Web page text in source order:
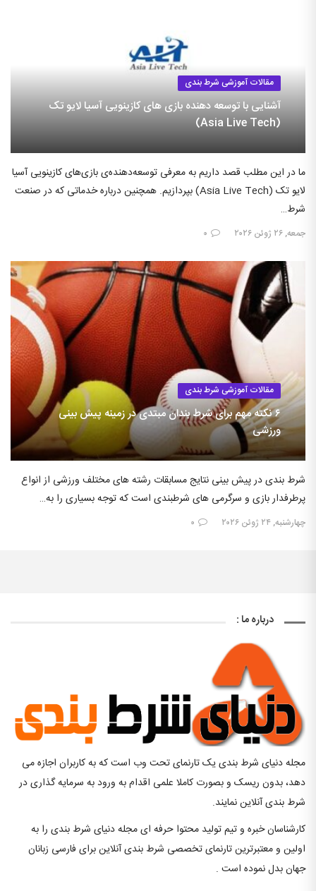
مقالات آموزشی شرط بندی
آشنایی با توسعه دهنده بازی های کازینویی آسیا لایو تک
(Asia Live Tech)
ما در این مطلب قصد داریم به معرفی توسعه‌دهنده‌ی بازی‌های کازینویی آسیا
لایو تک (Asia Live Tech) بپردازیم. همچنین درباره خدماتی که در صنعت
شرط…
جمعه, ۲۶ ژوئن ۲۰۲۶ ۰
مقالات آموزشی شرط بندی
۶ نکته مهم برای شرط بندان مبتدی در زمینه پیش بینی
ورزشی
شرط بندی در پیش بینی نتایج مسابقات رشته های مختلف ورزشی از انواع
پرطرفدار بازی و سرگرمی های شرطبندی است که توجه بسیاری را به…
چهارشنبه, ۲۴ ژوئن ۲۰۲۶ ۰
درباره ما :
مجله دنیای شرط بندی یک تارنمای تحت وب است که به کاربران اجازه می
دهد، بدون ریسک و بصورت کاملا علمی اقدام به ورود به سرمایه گذاری در
شرط بندی آنلاین نمایند.
کارشناسان خبره و تیم تولید محتوا حرفه ای مجله دنیای شرط بندی را به
اولین و معتبرترین تارنمای تخصصی شرط بندی آنلاین برای فارسی زبانان
جهان بدل نموده است .